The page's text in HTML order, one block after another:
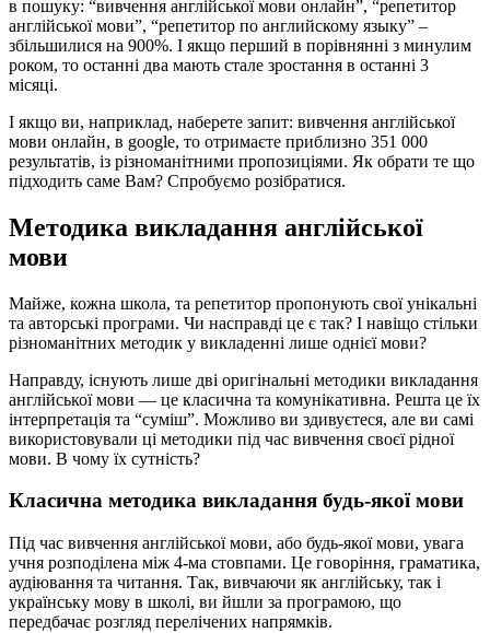
в пошуку: “вивчення англійської мови онлайн”, “репетитор
англійської мови”, “репетитор по английскому языку” –
збільшилися на 900%. І якщо перший в порівнянні з минулим
роком, то останні два мають стале зростання в останні 3
місяці.
І якщо ви, наприклад, наберете запит: вивчення англійської
мови онлайн, в google, то отримаєте приблизно 351 000
результатів, із різноманітними пропозиціями. Як обрати те що
підходить саме Вам? Спробуємо розібратися.
Методика викладання англійської
мови
Майже, кожна школа, та репетитор пропонують свої унікальні
та авторські програми. Чи насправді це є так? І навіщо стільки
різноманітних методик у викладенні лише однієї мови?
Направду, існують лише дві оригінальні методики викладання
англійської мови — це класична та комунікативна. Решта це їх
інтерпретація та “суміш”. Можливо ви здивуєтеся, але ви самі
використовували ці методики під час вивчення своєї рідної
мови. В чому їх сутність?
Класична методика викладання будь-якої мови
Під час вивчення англійської мови, або будь-якої мови, увага
учня розподілена між 4-ма стовпами. Це говоріння, граматика,
аудіювання та читання. Так, вивчаючи як англійську, так і
українську мову в школі, ви йшли за програмою, що
передбачає розгляд перелічених напрямків.